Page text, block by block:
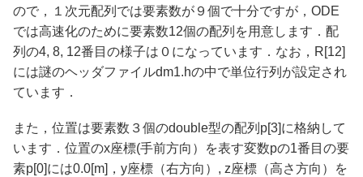
ので，１次元配列では要素数が９個で十分ですが，ODE
では高速化のために要素数12個の配列を用意します．配
列の4, 8, 12番目の様子は０になっています．なお，R[12]
には謎のヘッダファイルdm1.hの中で単位行列が設定され
ています．
また，位置は要素数３個のdouble型の配列p[3]に格納して
います．位置のx座標(手前方向）を表す変数pの1番目の要
素p[0]には0.0[m]，y座標（右方向）, z座標（高さ方向）を